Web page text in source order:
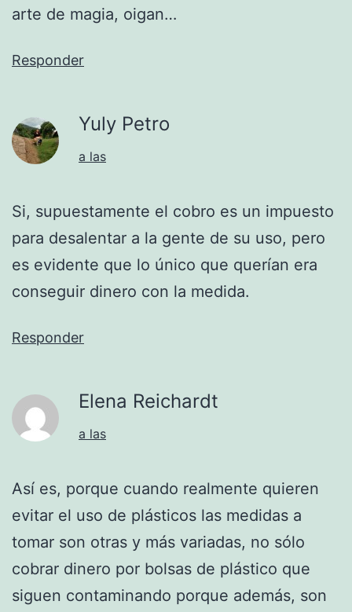
arte de magia, oigan…
Responder
Yuly Petro
a las
Si, supuestamente el cobro es un impuesto
para desalentar a la gente de su uso, pero
es evidente que lo único que querían era
conseguir dinero con la medida.
Responder
Elena Reichardt
a las
Así es, porque cuando realmente quieren
evitar el uso de plásticos las medidas a
tomar son otras y más variadas, no sólo
cobrar dinero por bolsas de plástico que
siguen contaminando porque además, son